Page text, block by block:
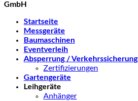
GmbH
Startseite
Messgeräte
Baumaschinen
Eventverleih
Absperrung / Verkehrssicherung
Zertifizierungen
Gartengeräte
Leihgeräte
Anhänger